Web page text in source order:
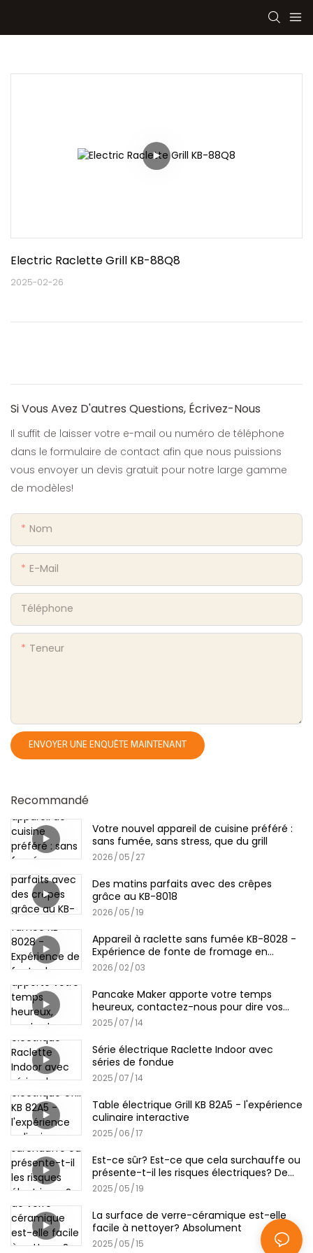
Electric Raclette Grill KB-88Q8
2025-02-26
Si Vous Avez D'autres Questions, Écrivez-Nous
Il suffit de laisser votre e-mail ou numéro de téléphone
dans le formulaire de contact afin que nous puissions
vous envoyer un devis gratuit pour notre large gamme
de modèles!
Nom
E-Mail
Téléphone
Teneur
ENVOYER UNE ENQUÊTE MAINTENANT
Recommandé
Votre nouvel appareil de cuisine préféré :
sans fumée, sans stress, que du grill
2026 05 27
Des matins parfaits avec des crêpes
grâce au KB-8018
2026 05 19
Appareil à raclette sans fumée KB-8028 -
Expérience de fonte de fromage en
intérieur
2026 02 03
Pancake Maker apporte votre temps
heureux, contactez-nous pour dire vos
conseils!
2025 07 14
Série électrique Raclette Indoor avec
séries de fondue
2025 07 14
Table électrique Grill KB 82A5 - l'expérience
culinaire interactive
2025 06 17
Est-ce sûr? Est-ce que cela surchauffe ou
présente-t-il les risques électriques? De
Kinbo Pancake Maker
2025 05 19
La surface de verre-céramique est-elle
facile à nettoyer? Absolument
2025 05 15